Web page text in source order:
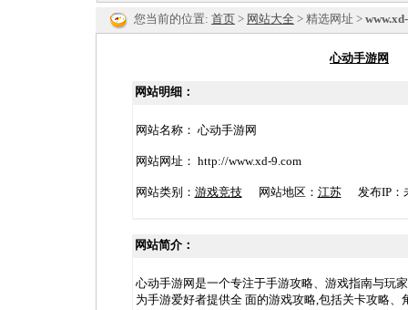
您当前的位置: 首页 > 网站大全 > 精选网址 >
心动手游网
网站明细：
网站名称： 心动手游网
网站网址： http://www.xd-9.com
网站类别： 游戏竞技网站地区： 江苏发布IP：
网站简介：
心动手游网是一个专注于手游攻略、游戏指南与玩
为手游爱好者提供全 面的游戏攻略,包括关卡攻略